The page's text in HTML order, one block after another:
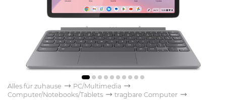
Alles für zuhause
PC/Multimedia
Computer/Notebooks/Tablets
tragbare Computer